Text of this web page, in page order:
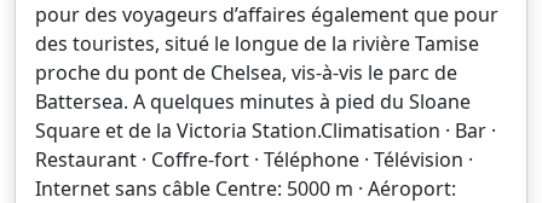
pour des voyageurs d’affaires également que pour
des touristes, situé le longue de la rivière Tamise
proche du pont de Chelsea, vis-à-vis le parc de
Battersea. A quelques minutes à pied du Sloane
Square et de la Victoria Station.Climatisation · Bar ·
Restaurant · Coffre-fort · Téléphone · Télévision ·
Internet sans câble Centre: 5000 m · Aéroport: